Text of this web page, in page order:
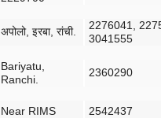
अपोलो, इरबा, रांची.
2276041,
3041555
Bariyatu,
Ranchi.
2360290
Near RIMS 2542437